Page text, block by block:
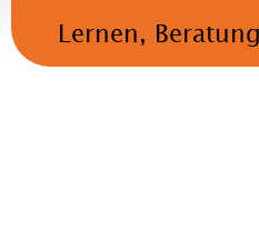
Lernen,